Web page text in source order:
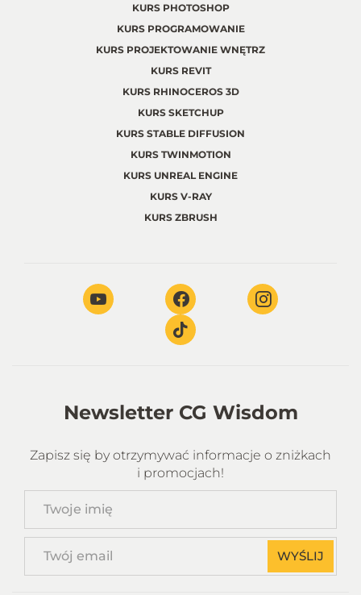
KURS PHOTOSHOP
KURS PROGRAMOWANIE
KURS PROJEKTOWANIE WNĘTRZ
KURS REVIT
KURS RHINOCEROS 3D
KURS SKETCHUP
KURS STABLE DIFFUSION
KURS TWINMOTION
KURS UNREAL ENGINE
KURS V-RAY
KURS ZBRUSH
Newsletter CG Wisdom
Zapisz się by otrzymywać informacje o zniżkach
i promocjach!
imię
email
WYŚLIJ